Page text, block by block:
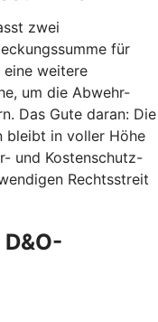
zwei
für
eine weitere
um die Abwehr-
Das Gute daran: Die
bleibt in voller Höhe
und Kostenschutz-
Rechtsstreit